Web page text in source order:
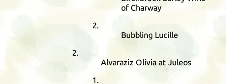
of Charway
Bubbling Lucille
Alvaraziz Olivia at Juleos